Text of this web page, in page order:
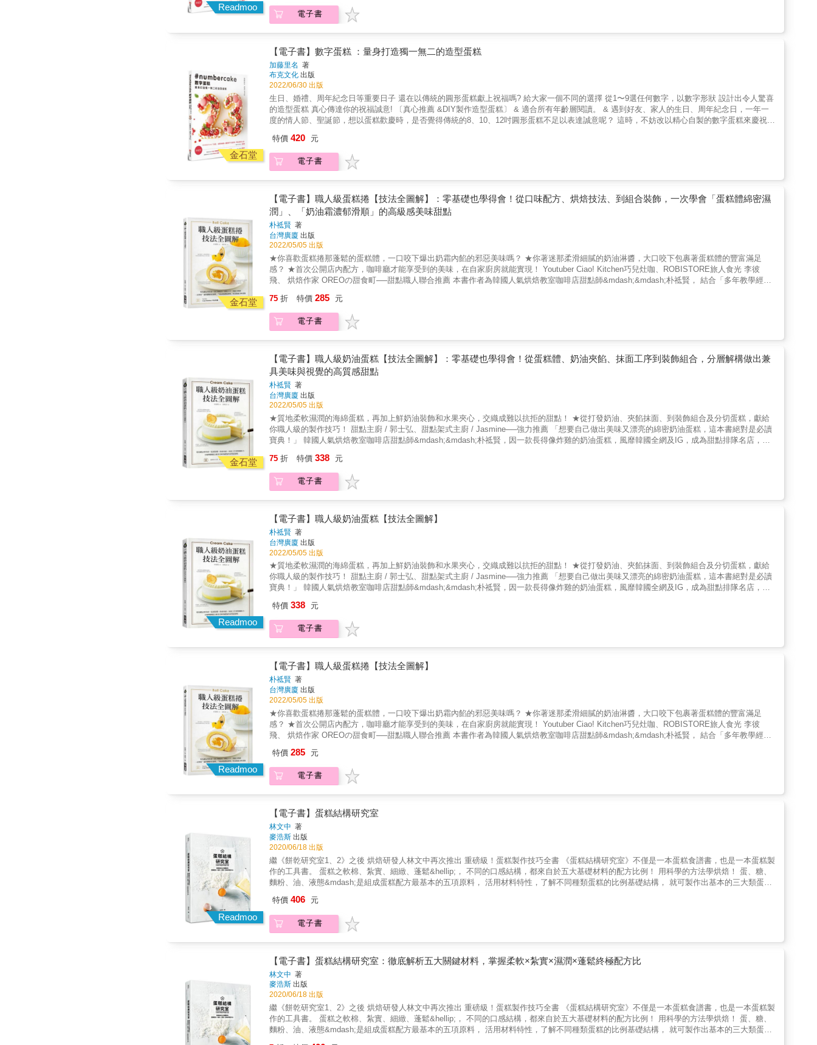
明，並收錄重點工序的影片示範，讓你即使是第一次動手做，也能夠快速掌握成功路徑，用更快的方式迅速上手！ & 甜點職人，誠摯推薦 & 「能
夠完美做出夢幻鮮奶油蛋糕，是每一位想成為蛋糕職人的夢想！讓這本寶典從最經典的鮮奶油草莓蛋糕開始教起，到創新的口味組合，各種創意無
限的可能都讓您一次學齊！」──甜點架式主廚 / Jasmine & 「蛋糕體＋鮮奶油」可說是「甜點」的基調。 由韓國首爾的「JOY&rsquo;S
主廚 / Lai 賴怡君 &
Readmoo
& 本書還教授最基本的3種麵糰和奶油醬的作法，以及如何利用簡單材料將蛋糕裝飾得多采多姿，即使初學者也能輕鬆作出漂亮的成品。 & 若不想
拘泥於傳統慶祝方式，請以DIY的數字蛋糕，和家人、朋友或情人一起愉快度過這些具意義的特殊日子。 & 以下推薦幾款別出心裁的數字蛋糕。
鳳梨、奇異果等水果及金盞花等食用花，就妝點出充滿甜酸味的南洋風蛋糕。 & ❤蒙布朗「45」蛋糕：經典的蒙布朗作成「45」數字蛋糕，蛋糕
是蛋白霜，以栗子奶油醬、馬斯卡彭醬2種奶油醬，調製出更奢華的口味。 & ❤萬聖節「31」蛋糕：萬聖節是10月31日，所以蛋糕的數字用
「31」。利用巧克力油酥餅乾，加上南瓜奶油醬、奶油乳酪醬及棉花糖、巧克力脆餅、彩糖等裝飾，打造出萬聖節暗黑、搞怪氛圍。 & ❤聖誕節
「星形」蛋糕：若不想只用數字，也可用星形打造節日慶祝糕點，搭配馴鹿、聖誕紅葉片等餅乾及相關飾品就能輕鬆製出具聖誕氣氛的造型蛋糕。
& ❤乳脂鬆糕：用剩的麵糰，丟掉很可惜，你可以好好利用，簡單製作出這樣的英式糕點。只要將切小塊的海綿蛋糕、卡士達醬、縱向剖半的草
莓、棒狀的烤蛋白霜等放入器皿裡就完成。 &
電子書
金石堂
【電子書】數字蛋糕 ：量身打造獨一無二的造型蛋糕
加藤里名 著
布克文化 出版
2022/06/30 出版
生日、婚禮、周年紀念日等重要日子 還在以傳統的圓形蛋糕獻上祝福嗎? 給大家一個不同的選擇 從1〜9選任何數字，以數字形狀 設計出令人驚喜
的造型蛋糕 真心傳達你的祝福誠意! 〔真心推薦 &DIY製作造型蛋糕〕 & 適合所有年齡層閱讀。 & 遇到好友、家人的生日、周年紀念日，一年一
度的情人節、聖誕節，想以蛋糕歡慶時，是否覺得傳統的8、10、12吋圓形蛋糕不足以表達誠意呢？ 這時，不妨改以精心自製的數字蛋糕來慶祝!
食譜，應有盡有，最特別的是設計成數字形狀，創意十足。你可以針對對方的年齡、品味或節日的數字來設計專屬的蛋糕，獻上滿滿的祝福誠意。
& 本書還教授最基本的3種麵糰和奶油醬的作法，以及如何利用簡單材料將蛋糕裝飾得多采多姿，即使初學者也能輕鬆作出漂亮的成品。 & 若不想
拘泥於傳統慶祝方式，請以DIY的數字蛋糕，和家人、朋友或情人一起愉快度過這些具意義的特殊日子。 & 以下推薦幾款別出心裁的數字蛋糕。
鳳梨、奇異果等水果及金盞花等食用花，就妝點出充滿甜酸味的南洋風蛋糕。 & ❤蒙布朗「45」蛋糕：經典的蒙布朗作成「45」數字蛋糕，蛋糕
是蛋白霜，以栗子奶油醬、馬斯卡彭醬2種奶油醬，調製出更奢華的口味。 & ❤萬聖節「31」蛋糕：萬聖節是10月31日，所以蛋糕的數字用
「31」。利用巧克力油酥餅乾，加上南瓜奶油醬、奶油乳酪醬及棉花糖、巧克力脆餅、彩糖等裝飾，打造出萬聖節暗黑、搞怪氛圍。 & ❤聖誕節
「星形」蛋糕：若不想只用數字，也可用星形打造節日慶祝糕點，搭配馴鹿、聖誕紅葉片等餅乾及相關飾品就能輕鬆製出具聖誕氣氛的造型蛋糕。
& ❤乳脂鬆糕：用剩的麵糰，丟掉很可惜，你可以好好利用，簡單製作出這樣的英式糕點。只要將切小塊的海綿蛋糕、卡士達醬、縱向剖半的草
特價 420 元
電子書
金石堂
【電子書】職人級蛋糕捲【技法全圖解】：零基礎也學得會！從口味配方、烘焙技法、到組合裝飾，一次學會「蛋糕體綿密濕
潤」、「奶油霜濃郁滑順」的高級感美味甜點
朴祗賢 著
台灣廣廈 出版
2022/05/05 出版
★你喜歡蛋糕捲那蓬鬆的蛋糕體，一口咬下爆出奶霜內餡的邪惡美味嗎？ ★你著迷那柔滑細膩的奶油淋醬，大口咬下包裹著蛋糕體的豐富滿足
感？ ★首次公開店內配方，咖啡廳才能享受到的美味，在自家廚房就能實現！ Youtuber Ciao! Kitchen巧兒灶咖、ROBISTORE旅人食光 李彼
飛、 烘焙作家 OREOの甜食町──甜點職人聯合推薦 本書作者為韓國人氣烘焙教室咖啡店甜點師&mdash;&mdash;朴祗賢， 結合「多年教學經
破視覺與味蕾想像的蛋糕捲， 詳盡說明製作過程及成功訣竅，讓烘焙新手也能快速提高成功率！ 教你從最基礎的概念教起── 從配方、攪拌技巧
開始，做出不裂開、不塌陷的鬆軟綿密蛋糕體，香甜四溢的奶油霜調配祕訣；另外，更延伸介紹可以與蛋糕捲完美結合的糖漬水果、甘納許、糖霜
等做法，按部就班掌握要領，並熟練成為專屬自己的拿手作品！ 本書特色 【特色1】絕不失敗蛋糕捲專書攻略，從基本到變化技法一次學會，融
的拿手作品。 【特色2】結合多年的教學實際經驗，大格圖解＋階段式步驟說明，讓初學者無障礙學習！ 作者本身除了經營咖啡甜點店，開設烘
焙課程已有七年經驗，其中蛋糕捲課程更是深受眾人喜愛。由於體驗到一般人製作捲蛋糕時容易犯的錯誤與難處，因此在本書中能融合這些心得，
並以大格圖解及階段式步驟說明，向讀者分享製作成功的訣竅，幫助各位在家能輕鬆、優雅地做出漂亮又美味的蛋糕捲。 【特色3】市面上買不到
的獨創配方，添加不同風味及變化，打造視覺和味蕾的雙重饗宴！ 本書收錄帶有高級感大人風味的清爽酸甜「開心果佐無花果蛋糕捲」、層次豐
富餡料滿滿的「蜂蜜南瓜蛋糕捲」、帶有焙茶酥脆口感的「焙茶拿鐵蛋糕捲」，將飲品變蛋糕的「榛果摩卡蛋糕捲」，本書收錄10款咖啡店內最
受歡迎，朴祗賢老師的獨家設計配方！ 【特色4】送禮自用或接單營業皆可用的人氣配方，照著做出職人級微甜不膩的極致美味！ 作者本身也是
經營咖啡甜點店的老闆，本書精選出店內最人氣、回購率最高的蛋糕捲口味，不論是作為送禮甜點或是創業接單，只要按照作者配方自行研發，獨
創的口味都能令人眼睛為之一亮。 &
75 折 特價 285 元
電子書
金石堂
【電子書】職人級奶油蛋糕【技法全圖解】：零基礎也學得會！從蛋糕體、奶油夾餡、抹面工序到裝飾組合，分層解構做出兼
具美味與視覺的高質感甜點
朴祗賢 著
台灣廣廈 出版
2022/05/05 出版
★質地柔軟濕潤的海綿蛋糕，再加上鮮奶油裝飾和水果夾心，交織成難以抗拒的甜點！ ★從打發奶油、夾餡抹面、到裝飾組合及分切蛋糕，獻給
你職人級的製作技巧！ 甜點主廚 / 郭士弘、甜點架式主廚 / Jasmine──強力推薦 「想要自己做出美味又漂亮的綿密奶油蛋糕，這本書絕對是必讀
寶典！」 韓國人氣烘焙教室咖啡店甜點師&mdash;&mdash;朴祗賢，因一款長得像炸雞的奶油蛋糕，風靡韓國全網及IG，成為甜點排隊名店，首
「學的多不如學的精」的態度，精選13款突破視覺與味蕾想像的奶油蛋糕，詳盡說明製作過程及成功訣竅，讓烘焙新手也能快速提高成功率！ 獨
家傳授！從零開始學做奶油蛋糕不失敗的三大關鍵： 1.&& &綿密厚實蛋糕體 奶油蛋糕的核心就是蛋糕體，本書教你因著蛋糕口味不同而搭配出時
而「鬆軟濕潤」時而「厚實綿密」的質地，並收錄特殊風味的艾草粉、黃豆粉等海綿蛋糕作法，創造出獨家口味。 2.&& &濃醇香奶油夾餡 一塊蛋
的一大重點。作者從夾餡奶油到整個蛋糕體的抹面技巧不藏私大公開，且透過表面裝飾技法，有不同擠花設計、糖酥脆餅增加口感，讓蛋糕質感更
提升。 本書特色 【特色1】絕不失敗奶油蛋糕攻略，從基本到變化技法一次學會，融會成自己的拿手作品！ 本書教你從最基礎的奶油打發技巧及
程度說明、奶油夾餡濃度調整，到製作出不同質地的蛋糕體，提供多種食材加入甜點的技法和特色，讓奶油蛋糕的風味更加突顯。帶你按部就班掌
握要領，並熟練成為專屬自己的拿手作品！ 【特色2】結合多年的教學實際經驗，大格圖解＋階段式步驟說明，讓初學者無障礙學習！ 作者本身
除了經營咖啡甜點店，開設烘焙課程已有七年經驗，其中奶油蛋糕課程更是深受眾人喜愛。由於體驗到一般人製作奶油蛋糕時容易犯的錯誤與難
處，因此在本書中融合這些心得，並以大格圖解及階段式步驟說明，向讀者分享製作成功的訣竅，在家輕鬆做出漂亮又美味的奶油蛋糕。 【特色
3】從大眾口味到獨創配方，添加不同風味及變化，打造視覺和味蕾的雙重饗宴！ 本書公開由朴祗賢老師獨家設計，最受歡迎的13款奶油蛋糕，例
如，常見的草莓鮮奶油蛋糕，特別注重濕潤蛋糕體和清爽的奶油夾餡；以及一年四季都熱賣的清爽萊姆蛋糕，以乳酪奶油來中和萊姆的酸澀，特別
對味；以及獨家口味的艾草糖酥蛋糕，從海綿蛋糕、卡士達醬到抹面奶油皆拌入艾草，但味道清爽沒有腥味。以及在韓國IG爆紅的「偽炸雞鮮奶
讓你接單營業也超輕鬆！ 同時為經營咖啡甜點店的作者，為了因應大量製作的需求，特別收錄「專為想創業的你」設計「大量製作海綿蛋糕不失
75 折 特價 338 元
電子書
Readmoo
【電子書】職人級奶油蛋糕【技法全圖解】
朴祗賢 著
台灣廣廈 出版
2022/05/05 出版
★質地柔軟濕潤的海綿蛋糕，再加上鮮奶油裝飾和水果夾心，交織成難以抗拒的甜點！ ★從打發奶油、夾餡抹面、到裝飾組合及分切蛋糕，獻給
你職人級的製作技巧！ 甜點主廚 / 郭士弘、甜點架式主廚 / Jasmine──強力推薦 「想要自己做出美味又漂亮的綿密奶油蛋糕，這本書絕對是必讀
寶典！」 韓國人氣烘焙教室咖啡店甜點師&mdash;&mdash;朴祗賢，因一款長得像炸雞的奶油蛋糕，風靡韓國全網及IG，成為甜點排隊名店，首
「學的多不如學的精」的態度，精選13款突破視覺與味蕾想像的奶油蛋糕，詳盡說明製作過程及成功訣竅，讓烘焙新手也能快速提高成功率！ 獨
家傳授！從零開始學做奶油蛋糕不失敗的三大關鍵： 1.&& &綿密厚實蛋糕體 奶油蛋糕的核心就是蛋糕體，本書教你因著蛋糕口味不同而搭配出時
而「鬆軟濕潤」時而「厚實綿密」的質地，並收錄特殊風味的艾草粉、黃豆粉等海綿蛋糕作法，創造出獨家口味。 2.&& &濃醇香奶油夾餡 一塊蛋
的一大重點。作者從夾餡奶油到整個蛋糕體的抹面技巧不藏私大公開，且透過表面裝飾技法，有不同擠花設計、糖酥脆餅增加口感，讓蛋糕質感更
提升。 本書特色 【特色1】絕不失敗奶油蛋糕攻略，從基本到變化技法一次學會，融會成自己的拿手作品！ 本書教你從最基礎的奶油打發技巧及
程度說明、奶油夾餡濃度調整，到製作出不同質地的蛋糕體，提供多種食材加入甜點的技法和特色，讓奶油蛋糕的風味更加突顯。帶你按部就班掌
握要領，並熟練成為專屬自己的拿手作品！ 【特色2】結合多年的教學實際經驗，大格圖解＋階段式步驟說明，讓初學者無障礙學習！ 作者本身
除了經營咖啡甜點店，開設烘焙課程已有七年經驗，其中奶油蛋糕課程更是深受眾人喜愛。由於體驗到一般人製作奶油蛋糕時容易犯的錯誤與難
處，因此在本書中融合這些心得，並以大格圖解及階段式步驟說明，向讀者分享製作成功的訣竅，在家輕鬆做出漂亮又美味的奶油蛋糕。 【特色
3】從大眾口味到獨創配方，添加不同風味及變化，打造視覺和味蕾的雙重饗宴！ 本書公開由朴祗賢老師獨家設計，最受歡迎的13款奶油蛋糕，例
如，常見的草莓鮮奶油蛋糕，特別注重濕潤蛋糕體和清爽的奶油夾餡；以及一年四季都熱賣的清爽萊姆蛋糕，以乳酪奶油來中和萊姆的酸澀，特別
對味；以及獨家口味的艾草糖酥蛋糕，從海綿蛋糕、卡士達醬到抹面奶油皆拌入艾草，但味道清爽沒有腥味。以及在韓國IG爆紅的「偽炸雞鮮奶
讓你接單營業也超輕鬆！ 同時為經營咖啡甜點店的作者，為了因應大量製作的需求，特別收錄「專為想創業的你」設計「大量製作海綿蛋糕不失
特價 338 元
電子書
Readmoo
【電子書】職人級蛋糕捲【技法全圖解】
朴祗賢 著
台灣廣廈 出版
2022/05/05 出版
★你喜歡蛋糕捲那蓬鬆的蛋糕體，一口咬下爆出奶霜內餡的邪惡美味嗎？ ★你著迷那柔滑細膩的奶油淋醬，大口咬下包裹著蛋糕體的豐富滿足
感？ ★首次公開店內配方，咖啡廳才能享受到的美味，在自家廚房就能實現！ Youtuber Ciao! Kitchen巧兒灶咖、ROBISTORE旅人食光 李彼
飛、 烘焙作家 OREOの甜食町──甜點職人聯合推薦 本書作者為韓國人氣烘焙教室咖啡店甜點師&mdash;&mdash;朴祗賢， 結合「多年教學經
破視覺與味蕾想像的蛋糕捲， 詳盡說明製作過程及成功訣竅，讓烘焙新手也能快速提高成功率！ 教你從最基礎的概念教起── 從配方、攪拌技巧
開始，做出不裂開、不塌陷的鬆軟綿密蛋糕體，香甜四溢的奶油霜調配祕訣；另外，更延伸介紹可以與蛋糕捲完美結合的糖漬水果、甘納許、糖霜
等做法，按部就班掌握要領，並熟練成為專屬自己的拿手作品！ 本書特色 【特色1】絕不失敗蛋糕捲專書攻略，從基本到變化技法一次學會，融
的拿手作品。 【特色2】結合多年的教學實際經驗，大格圖解＋階段式步驟說明，讓初學者無障礙學習！ 作者本身除了經營咖啡甜點店，開設烘
焙課程已有七年經驗，其中蛋糕捲課程更是深受眾人喜愛。由於體驗到一般人製作捲蛋糕時容易犯的錯誤與難處，因此在本書中能融合這些心得，
並以大格圖解及階段式步驟說明，向讀者分享製作成功的訣竅，幫助各位在家能輕鬆、優雅地做出漂亮又美味的蛋糕捲。 【特色3】市面上買不到
的獨創配方，添加不同風味及變化，打造視覺和味蕾的雙重饗宴！ 本書收錄帶有高級感大人風味的清爽酸甜「開心果佐無花果蛋糕捲」、層次豐
富餡料滿滿的「蜂蜜南瓜蛋糕捲」、帶有焙茶酥脆口感的「焙茶拿鐵蛋糕捲」，將飲品變蛋糕的「榛果摩卡蛋糕捲」，本書收錄10款咖啡店內最
受歡迎，朴祗賢老師的獨家設計配方！ 【特色4】送禮自用或接單營業皆可用的人氣配方，照著做出職人級微甜不膩的極致美味！ 作者本身也是
經營咖啡甜點店的老闆，本書精選出店內最人氣、回購率最高的蛋糕捲口味，不論是作為送禮甜點或是創業接單，只要按照作者配方自行研發，獨
創的口味都能令人眼睛為之一亮。 &
特價 285 元
電子書
Readmoo
【電子書】蛋糕結構研究室
林文中 著
麥浩斯 出版
2020/06/18 出版
繼《餅乾研究室1、2》之後 烘焙研發人林文中再次推出 重磅級！蛋糕製作技巧全書 《蛋糕結構研究室》不僅是一本蛋糕食譜書，也是一本蛋糕製
作的工具書。 蛋糕之軟棉、紮實、細緻、蓬鬆&hellip;， 不同的口感結構，都來自於五大基礎材料的配方比例！ 用科學的方法學烘焙！ 蛋、糖、
麵粉、油、液態&mdash;是組成蛋糕配方最基本的五項原料， 活用材料特性，了解不同種類蛋糕的比例基礎結構， 就可製作出基本的三大類蛋糕
油、糖、粉少的鬆軟戚風蛋糕， 並增加無油海綿、無油戚風兩種蛋糕的基礎結構。 首先分析五大蛋糕的配方結構比， 了解蛋、糖、油、粉、水各
自在配方中扮演什麼角色？ 誰多誰少會造成哪些影響？如何烤出理想的風味口感？ 接下來，便可依照原則，想要清爽、或鬆軟、紮實&hellip;都能
作出適當的配方調整。 只要掌握原料特性，你也可以開始寫出自己的蛋糕配方。 一起跟著本書進入蛋糕的研究世界，發掘材料間有趣的化學變
生乳蛋糕捲&hellip; 無油戚風蛋糕： 夏洛特蛋糕捲、布曬爾、淑女手指&hellip; & 〔本書特色〕 ・破解蛋糕配方的基礎方程式！ 蛋、糖、麵粉、
油、液態，是蛋糕配方的五大基礎，依不同的材料配比與製作方式，就可做出麵糊類蛋糕、海綿類蛋糕及戚風類蛋糕，書中將透徹解析各種比例，
對於蛋糕會產生怎麼樣的質地與口感變化。 ・徹底解析蛋糕know-how 想要減少甜度、讓蛋糕更鬆軟、降低油膩感，或者提高化口性、口感更濕潤
&hellip;，各種對於蛋糕的期待與想像，都能透過材料比例的組合來掌握。作者以實驗精神，細細解說不同變因所帶來的變化，提供更多理解面
向。 ・發揮研究精神，提供詳細的烘焙原理 作者一直以來都以科學的方式製作烘焙，蛋糕相較於餅乾，配方的考量更為多樣複雜，因此在前面的
篇幅，將三大類蛋糕＋五大基礎食材的相對關係，做了十分透徹的分析，當製作過程遇到困難時，希望能為大家帶來幫助與突破。 ・精確份量與
百分比的蛋糕食譜 收錄60道經典的蛋糕食譜，每個配方都經過嚴謹精算，除了寫出材料份量，也提供精確的百分比，當想要微調配方時，就是最
好的參考基準。 ・體貼細節的烘焙版面標示 書中每款蛋糕，在版面上皆有細緻的標示，除了模具尺寸、麵糊重量、配方結構，烘烤也是決定成敗
特價 406 元
電子書
【電子書】蛋糕結構研究室：徹底解析五大關鍵材料，掌握柔軟×紮實×濕潤×蓬鬆終極配方比
林文中 著
麥浩斯 出版
2020/06/18 出版
繼《餅乾研究室1、2》之後 烘焙研發人林文中再次推出 重磅級！蛋糕製作技巧全書 《蛋糕結構研究室》不僅是一本蛋糕食譜書，也是一本蛋糕製
作的工具書。 蛋糕之軟棉、紮實、細緻、蓬鬆&hellip;， 不同的口感結構，都來自於五大基礎材料的配方比例！ 用科學的方法學烘焙！ 蛋、糖、
麵粉、油、液態&mdash;是組成蛋糕配方最基本的五項原料， 活用材料特性，了解不同種類蛋糕的比例基礎結構， 就可製作出基本的三大類蛋糕